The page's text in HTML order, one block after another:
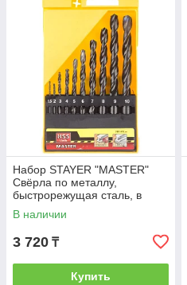
Набор STAYER "MASTER"
Свёрла по металлу,
быстрорежущая сталь, в
пласт. боксе, 19шт
В наличии
3 720 ₸
Купить